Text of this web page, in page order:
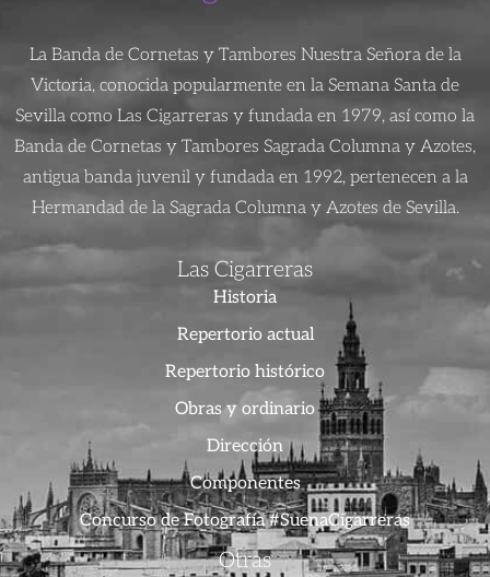
La Banda de Cornetas y Tambores Nuestra Señora de la
Victoria, conocida popularmente en la Semana Santa de
Sevilla como Las Cigarreras y fundada en 1979, así como la
Banda de Cornetas y Tambores Sagrada Columna y Azotes,
antigua banda juvenil y fundada en 1992, pertenecen a la
Hermandad de la Sagrada Columna y Azotes de Sevilla.
Las Cigarreras
Historia
Repertorio actual
Repertorio histórico
Obras y ordinario
Dirección
Componentes
Concurso de Fotografía #SuenaCigarreras
Otras